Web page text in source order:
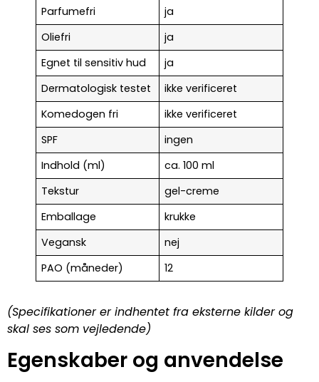
Parfumefri
ja
Oliefri
ja
Egnet til sensitiv hud
ja
Dermatologisk testet
ikke verificeret
Komedogen fri
ikke verificeret
SPF
ingen
Indhold (ml)
ca. 100 ml
Tekstur
gel-creme
Emballage
krukke
Vegansk
nej
PAO (måneder)
12
(Specifikationer er indhentet fra eksterne kilder og
skal ses som vejledende)
Egenskaber og anvendelse